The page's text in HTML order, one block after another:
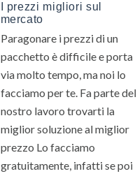
I prezzi migliori sul
mercato
Paragonare i prezzi di un
pacchetto è difficile e porta
via molto tempo, ma noi lo
facciamo per te. Fa parte del
nostro lavoro trovarti la
miglior soluzione al miglior
prezzo Lo facciamo
gratuitamente, infatti se poi